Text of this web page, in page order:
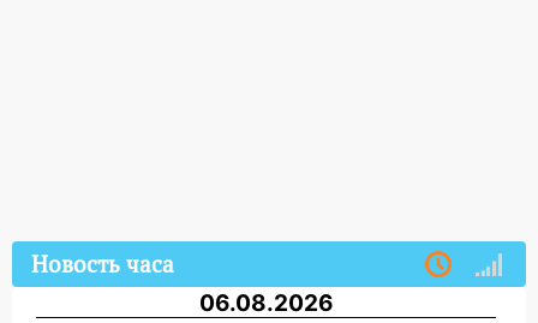
Новость часа
06.08.2026